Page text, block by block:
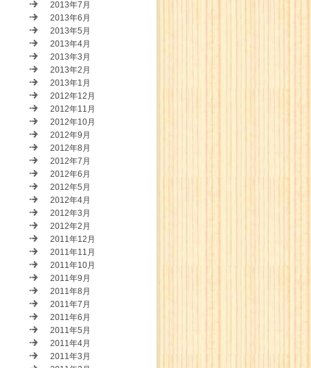
2013年7月
2013年6月
2013年5月
2013年4月
2013年3月
2013年2月
2013年1月
2012年12月
2012年11月
2012年10月
2012年9月
2012年8月
2012年7月
2012年6月
2012年5月
2012年4月
2012年3月
2012年2月
2011年12月
2011年11月
2011年10月
2011年9月
2011年8月
2011年7月
2011年6月
2011年5月
2011年4月
2011年3月